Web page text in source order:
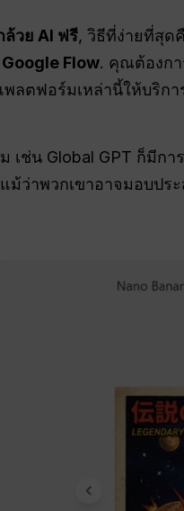
ล้วย AI ฟรี, วิธีที่ง่ายที่สุด
Flow. คุณต้องกา
พลตฟอร์มเหล่านี้ให้บริก
ช่น Global GPT ก็มีกา
ม้ว่าพวกเขาอาจมอบป